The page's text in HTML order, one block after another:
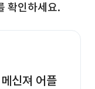
확인하세요.
신져 어플